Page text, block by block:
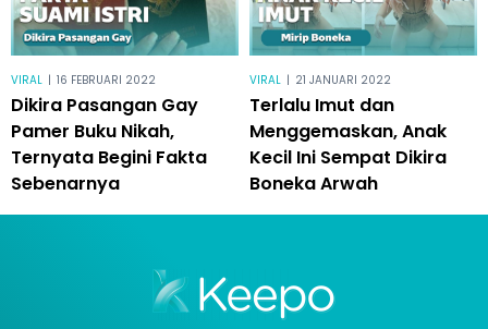
VIRAL | 16 FEBRUARI 2022
Dikira Pasangan Gay
Pamer Buku Nikah,
Ternyata Begini Fakta
Sebenarnya
VIRAL | 21 JANUARI 2022
Terlalu Imut dan
Menggemaskan, Anak
Kecil Ini Sempat Dikira
Boneka Arwah